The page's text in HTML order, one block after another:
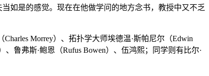
是的感觉。现在在他做学问的地方念书，教授中又不乏
Morrey）、拓扑学大师埃德温·斯帕尼尔（Edwin
、鲁弗斯·鲍恩（Rufus Bowen）、伍鸿熙；同学则有比尔·